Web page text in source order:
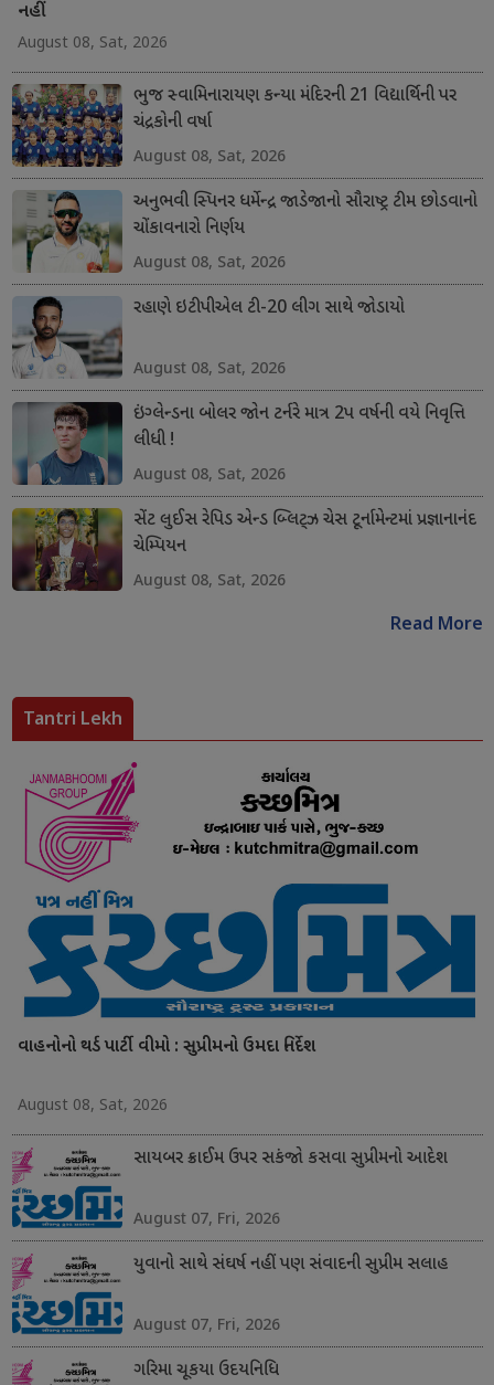
નહીં
August 08, Sat, 2026
ભુજ સ્વામિનારાયણ કન્યા મંદિરની 21 વિદ્યાર્થિની પર
ચંદ્રકોની વર્ષા
August 08, Sat, 2026
અનુભવી સ્પિનર ધર્મેન્દ્ર જાડેજાનો સૌરાષ્ટ્ર ટીમ છોડવાનો
ચોંકાવનારો નિર્ણય
August 08, Sat, 2026
રહાણે ઇટીપીએલ ટી-20 લીગ સાથે જોડાયો
August 08, Sat, 2026
ઇંગ્લેન્ડના બોલર જોન ટર્નરે માત્ર 2પ વર્ષની વયે નિવૃત્તિ
લીધી !
August 08, Sat, 2026
સેંટ લુઈસ રેપિડ એન્ડ બ્લિટ્ઝ ચેસ ટૂર્નામેન્ટમાં પ્રજ્ઞાનાનંદ
ચેમ્પિયન
August 08, Sat, 2026
Read More
Tantri Lekh
વાહનોનો થર્ડ પાર્ટી વીમો : સુપ્રીમનો ઉમદા નિર્દેશ
August 08, Sat, 2026
સાયબર ક્રાઈમ ઉપર સકંજો કસવા સુપ્રીમનો આદેશ
August 07, Fri, 2026
યુવાનો સાથે સંઘર્ષ નહીં પણ સંવાદની સુપ્રીમ સલાહ
August 07, Fri, 2026
ગરિમા ચૂકયા ઉદયનિધિ